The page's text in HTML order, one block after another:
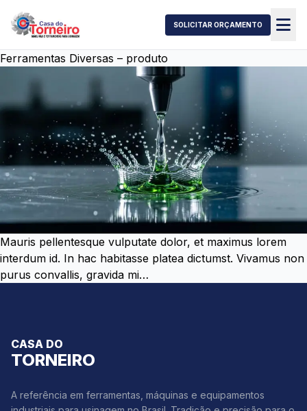
SOLICITAR ORÇAMENTO
Ferramentas Diversas – produto
Mauris pellentesque vulputate dolor, et maximus lorem
interdum id. In hac habitasse platea dictumst. Vivamus non
purus convallis, gravida mi…
CASA DO
TORNEIRO
A referência em ferramentas, máquinas e equipamentos